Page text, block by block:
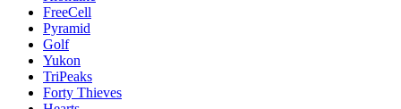
FreeCell
Pyramid
Golf
Yukon
TriPeaks
Forty Thieves